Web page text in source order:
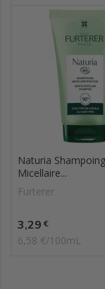
Naturia Shampoing
Micellaire...
Furterer
Prix
3,29 €
6,58 €/100mL